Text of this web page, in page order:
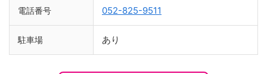
電話番号 052-825-9511
駐車場 あり